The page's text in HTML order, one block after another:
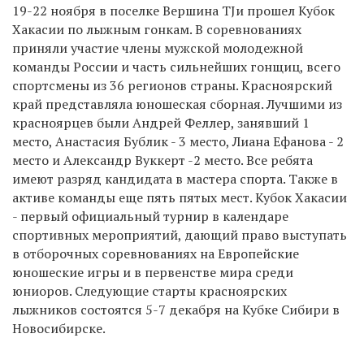
19-22 ноября в поселке Вершина ТЈи прошел Кубок
Хакасии по лыжным гонкам. В соревнованиях
приняли участие члены мужской молодежной
команды России и часть сильнейших гонщиц, всего
спортсмены из 36 регионов страны. Красноярский
край представляла юношеская сборная. Лучшими из
красноярцев были Андрей Феллер, занявший 1
место, Анастасия Бублик - 3 место, Лиана Ефанова - 2
место и Александр Вуккерт -2 место. Все ребята
имеют разряд кандидата в мастера спорта. Также в
активе команды еще пять пятых мест. Кубок Хакасии
- первый официальный турнир в календаре
спортивных мероприятий, дающий право выступать
в отборочных соревнованиях на Европейские
юношеские игры и в первенстве мира среди
юниоров. Следующие старты красноярских
лыжников состоятся 5-7 декабря на Кубке Сибири в
Новосибирске.